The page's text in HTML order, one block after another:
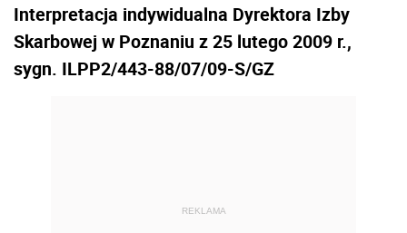
Interpretacja indywidualna Dyrektora Izby
Skarbowej w Poznaniu z 25 lutego 2009 r.,
sygn. ILPP2/443-88/07/09-S/GZ
REKLAMA